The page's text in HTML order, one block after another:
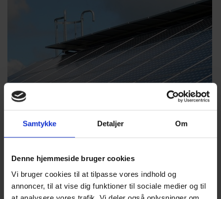
Samtykke Detaljer Om
Denne hjemmeside bruger cookies
Vi bruger cookies til at tilpasse vores indhold og
annoncer, til at vise dig funktioner til sociale medier og til